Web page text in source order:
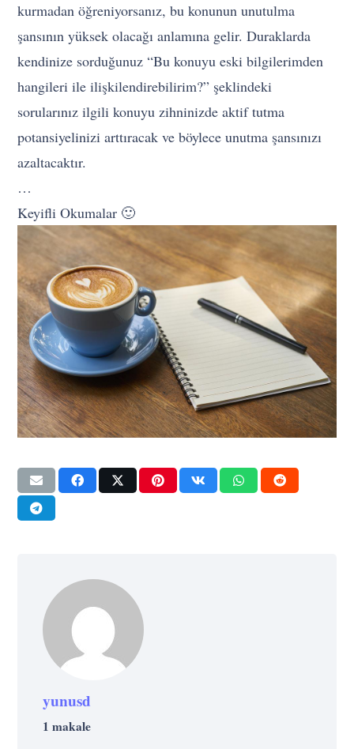
kurmadan öğreniyorsanız, bu konunun unutulma
şansının yüksek olacağı anlamına gelir. Duraklarda
kendinize sorduğunuz “Bu konuyu eski bilgilerimden
hangileri ile ilişkilendirebilirim?” şeklindeki
sorularınız ilgili konuyu zihninizde aktif tutma
potansiyelinizi arttıracak ve böylece unutma şansınızı
azaltacaktır.
…
Keyifli Okumalar 🙂
yunusd
1 makale
GELIŞIM